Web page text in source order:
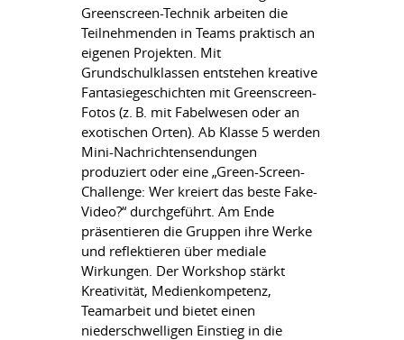
Greenscreen-Technik arbeiten die
Teilnehmenden in Teams praktisch an
eigenen Projekten. Mit
Grundschulklassen entstehen kreative
Fantasiegeschichten mit Greenscreen-
Fotos (z. B. mit Fabelwesen oder an
exotischen Orten). Ab Klasse 5 werden
Mini-Nachrichtensendungen
produziert oder eine „Green-Screen-
Challenge: Wer kreiert das beste Fake-
Video?“ durchgeführt. Am Ende
präsentieren die Gruppen ihre Werke
und reflektieren über mediale
Wirkungen. Der Workshop stärkt
Kreativität, Medienkompetenz,
Teamarbeit und bietet einen
niederschwelligen Einstieg in die